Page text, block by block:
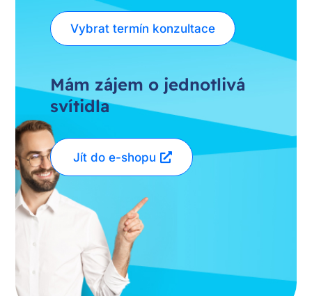
Vybrat termín konzultace
Mám zájem o jednotlivá
svítidla
Jít do e-shopu